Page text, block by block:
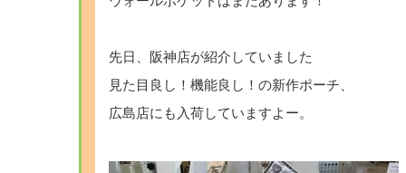
先日、阪神店が紹介していました
見た目良し！機能良し！の新作ポーチ、
広島店にも入荷していますよー。